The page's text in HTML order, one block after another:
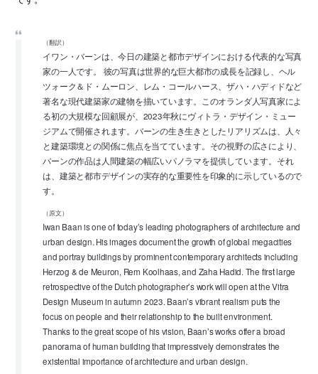
（翻訳）
イワン・バーンは、今日の建築と都市デザインにおける代表的な写真
家の一人です。 彼の写真は世界的な巨大都市の成長を記録し、ヘル
ツォーク＆ド・ムーロン、レム・コールハース、ザハ・ハディドなど
著名な現代建築家の建物を描いています。このオランダ人写真家によ
る初の大規模な回顧展が、2023年秋にヴィトラ・デザイン・ミュー
ジアムで開催されます。バーンの生き生きとしたリアリズムは、人々
と建築環境との関係に焦点を当てています。その視野の広さにより、
バーンの作品は人間建築の幅広いパノラマを提供しています。それ
は、建築と都市デザインの実存的な重要性を印象的に示しているので
す。
（原文）
Iwan Baan is one of today’s leading photographers of architecture and
urban design. His images document the growth of global megacities
and portray buildings by prominent contemporary architects including
Herzog & de Meuron, Rem Koolhaas, and Zaha Hadid. The first large
retrospective of the Dutch photographer’s work will open at the Vitra
Design Museum in autumn 2023. Baan’s vibrant realism puts the
focus on people and their relationship to the built environment.
Thanks to the great scope of his vision, Baan’s works offer a broad
panorama of human building that impressively demonstrates the
existential importance of architecture and urban design.